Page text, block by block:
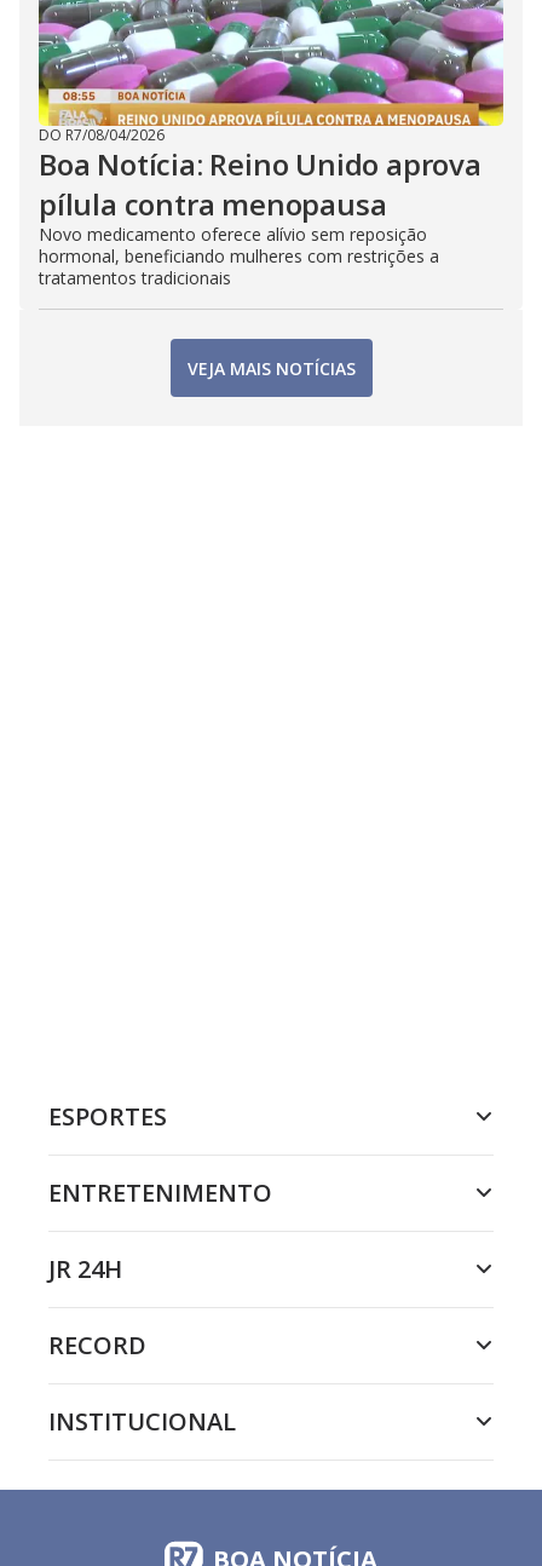
DO R7/08/04/2026
Boa Notícia: Reino Unido aprova
pílula contra menopausa
Novo medicamento oferece alívio sem reposição
hormonal, beneficiando mulheres com restrições a
tratamentos tradicionais
VEJA MAIS NOTÍCIAS
ESPORTES
ENTRETENIMENTO
JR 24H
RECORD
INSTITUCIONAL
BOA NOTÍCIA